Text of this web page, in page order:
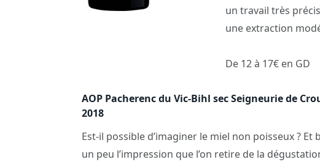
un travail très
une extraction
De 12 à 17€ en GD
AOP Pacherenc du Vic-Bihl sec Seigneurie de
2018
Est-il possible d’imaginer le miel non poisseux ? Et
un peu l’impression que l’on retire de la